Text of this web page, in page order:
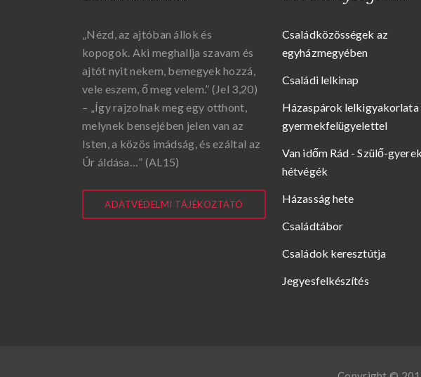
„Nézd, az ajtóban állok és
kopogok. Aki meghallja szavam és
ajtót nyit nekem, bemegyek hozzá,
vele eszem, ő meg velem.” (Jel 3,20)
– „Így rajzolnak meg egy otthont,
melynek bensejében jelen van az
Isten, a közös imádság, és ezáltal az
Úr áldása…” (AL15)
ADATVÉDELMI TÁJÉKOZTATÓ
Családközösségek az
egyházmegyében
Családi lelkinap
Házaspárok lelkigyakorlata
gyermekfelügyelettel
Van időm Rád - Szülő-gyerek
hétvégék
Házasság hete
Családtábor
Családok keresztútja
Jegyesfelkészítés